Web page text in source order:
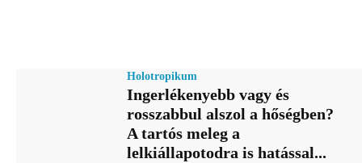
Holotropikum
Ingerlékenyebb vagy és
rosszabbul alszol a hőségben?
A tartós meleg a
lelkiállapotodra is hatással...